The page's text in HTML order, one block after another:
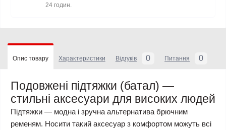
24 годин.
Опис товару Характеристики Відгуків 0 Питання 0
Подовжені підтяжки (батал) —
стильні аксесуари для високих людей
Підтяжки — модна і зручна альтернатива брючним
ременям. Носити такий аксесуар з комфортом можуть всі